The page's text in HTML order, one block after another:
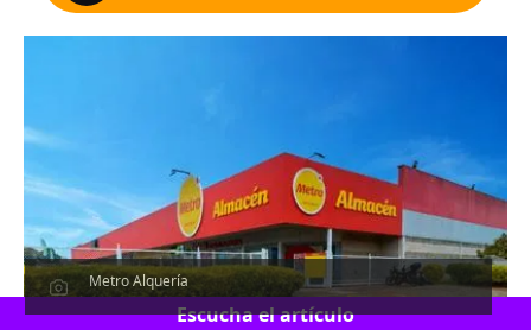
Metro Alquería
Escucha el artículo